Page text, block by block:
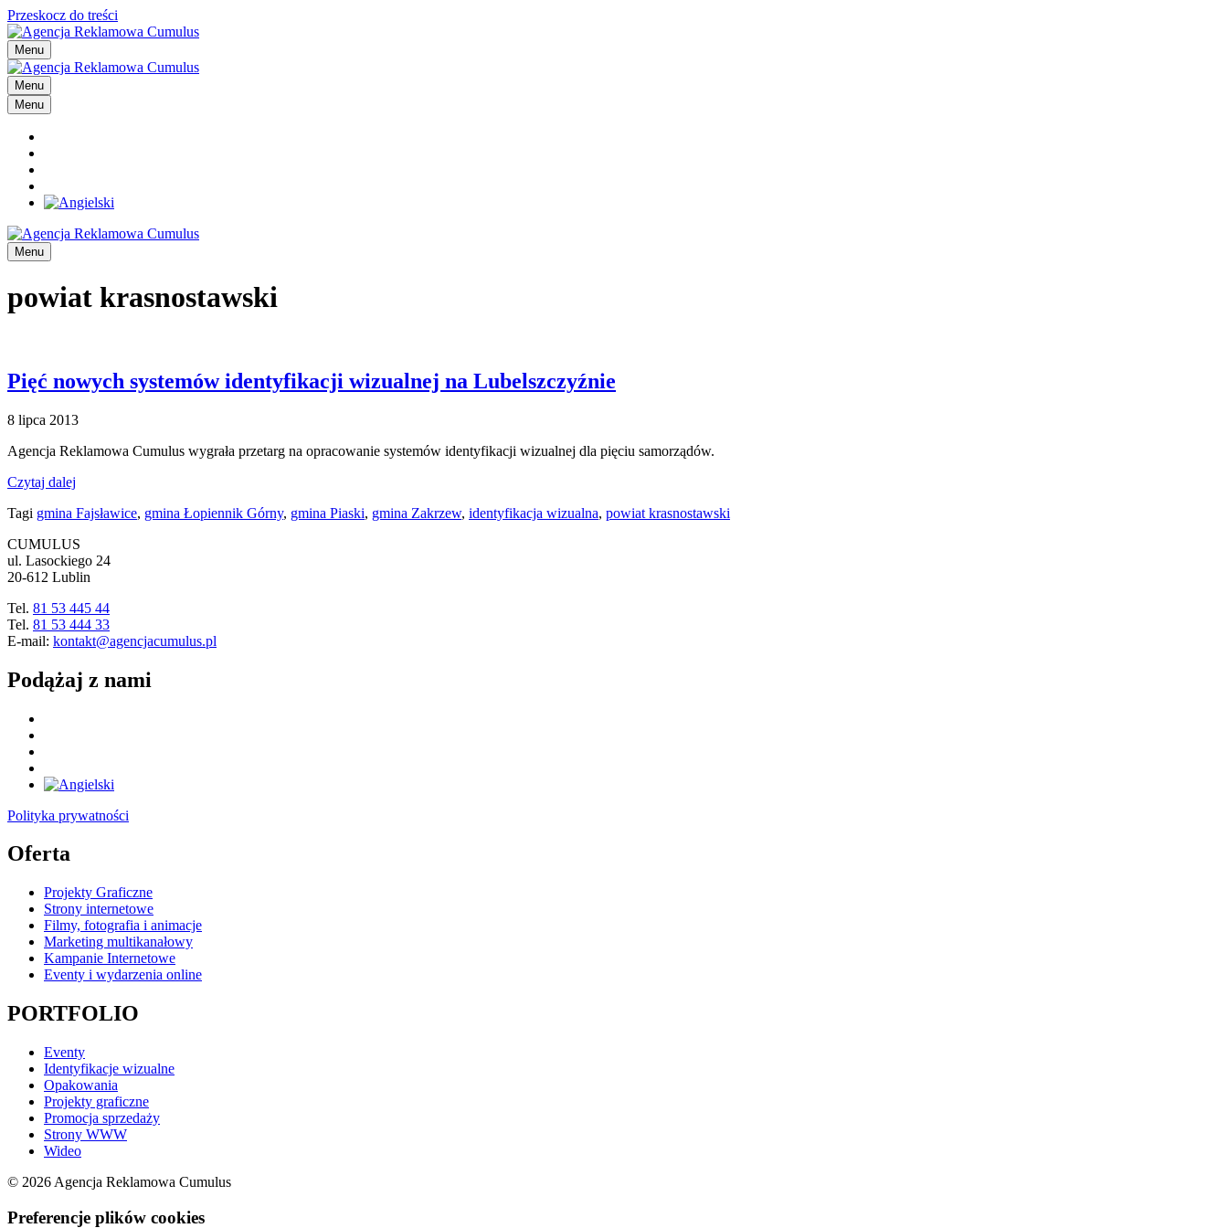
Przeskocz do treści
Menu
Menu
Menu
Menu
powiat krasnostawski
Pięć nowych systemów identyfikacji wizualnej na Lubelszczyźnie
8 lipca 2013
Agencja Reklamowa Cumulus wygrała przetarg na opracowanie systemów identyfikacji wizualnej dla pięciu samorządów.
Czytaj dalej
Tagi gmina Fajsławice, gmina Łopiennik Górny, gmina Piaski, gmina Zakrzew, identyfikacja wizualna, powiat krasnostawski
CUMULUS
ul. Lasockiego 24
20-612 Lublin
Tel. 81 53 445 44
Tel. 81 53 444 33
E-mail: kontakt@agencjacumulus.pl
Podążaj z nami
Polityka prywatności
Oferta
Projekty Graficzne
Strony internetowe
Filmy, fotografia i animacje
Marketing multikanałowy
Kampanie Internetowe
Eventy i wydarzenia online
PORTFOLIO
Eventy
Identyfikacje wizualne
Opakowania
Projekty graficzne
Promocja sprzedaży
Strony WWW
Wideo
© 2026 Agencja Reklamowa Cumulus
Preferencje plików cookies